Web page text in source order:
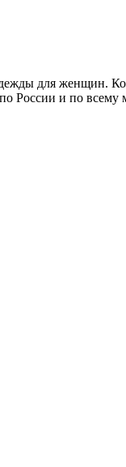
для женщин.
России и по всему